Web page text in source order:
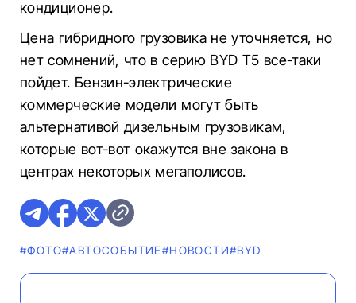
кондиционер.
Цена гибридного грузовика не уточняется, но
нет сомнений, что в серию BYD T5 все-таки
пойдет. Бензин-электрические
коммерческие модели могут быть
альтернативой дизельным грузовикам,
которые вот-вот окажутся вне закона в
центрах некоторых мегаполисов.
#ФОТО#АВТОСОБЫТИЕ#НОВОСТИ#BYD